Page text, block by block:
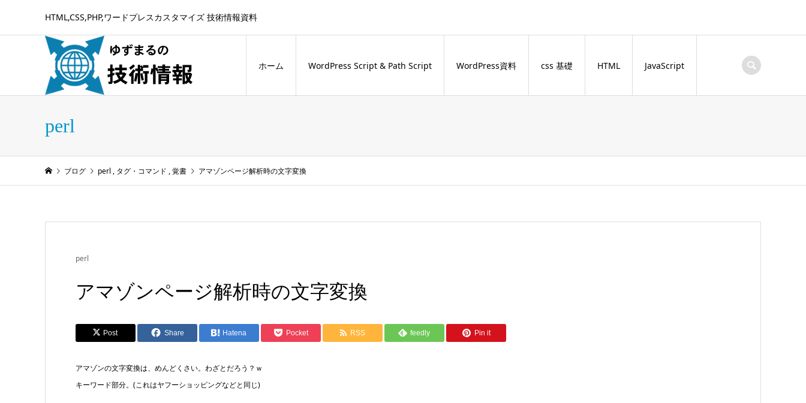
HTML,CSS,PHP,ワードプレスカスタマイズ 技術情報資料
ホーム WordPress Script & Path Script WordPress資料 css 基礎 HTML JavaScript
perl
ブログ perl , タグ・コマンド ,覚書 アマゾンページ解析時の文字変換
perl
アマゾンページ解析時の文字変換
Post Share Hatena Pocket RSS feedly Pin it
アマゾンの文字変換は、めんどくさい。わざとだろう？ｗ
キーワード部分。(これはヤフーショッピングなどと同じ)